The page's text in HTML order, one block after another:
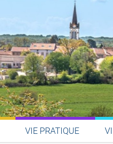
VIE PRATIQUE
Expo Playmobil
dusamedi 19 septembreau
mar.
11
AOÛT